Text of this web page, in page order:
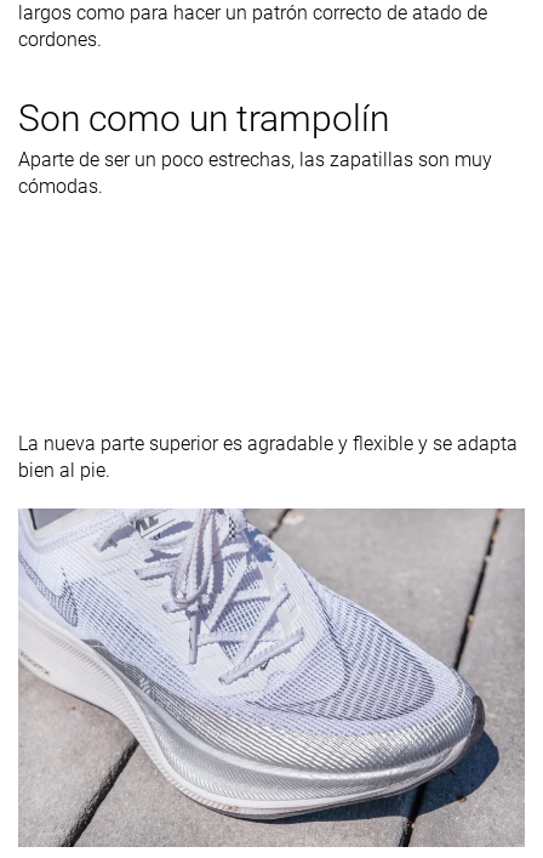
largos como para hacer un patrón correcto de atado de
cordones.
Son como un trampolín
Aparte de ser un poco estrechas, las zapatillas son muy
cómodas.
La nueva parte superior es agradable y flexible y se adapta
bien al pie.